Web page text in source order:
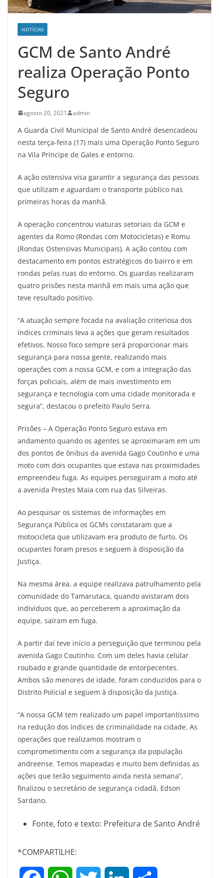
NOTÍCIAS
GCM de Santo André
realiza Operação Ponto
Seguro
agosto 20, 2021 admin
A Guarda Civil Municipal de Santo André desencadeou
nesta terça-feira (17) mais uma Operação Ponto Seguro
na Vila Príncipe de Gales e entorno.
A ação ostensiva visa garantir a segurança das pessoas
que utilizam e aguardam o transporte público nas
primeiras horas da manhã.
A operação concentrou viaturas setoriais da GCM e
agentes da Romo (Rondas com Motocicletas) e Romu
(Rondas Ostensivas Municipais). A ação contou com
destacamento em pontos estratégicos do bairro e em
rondas pelas ruas do entorno. Os guardas realizaram
quatro prisões nesta manhã em mais uma ação que
teve resultado positivo.
“A atuação sempre focada na avaliação criteriosa dos
índices criminais leva a ações que geram resultados
efetivos. Nosso foco sempre será proporcionar mais
segurança para nossa gente, realizando mais
operações com a nossa GCM, e com a integração das
forças policiais, além de mais investimento em
segurança e tecnologia com uma cidade monitorada e
segura”, destacou o prefeito Paulo Serra.
Prisões – A Operação Ponto Seguro estava em
andamento quando os agentes se aproximaram em um
dos pontos de ônibus da avenida Gago Coutinho e uma
moto com dois ocupantes que estava nas proximidades
empreendeu fuga. As equipes perseguiram a moto até
a avenida Prestes Maia com rua das Silveiras.
Ao pesquisar os sistemas de informações em
Segurança Pública os GCMs constataram que a
motocicleta que utilizavam era produto de furto. Os
ocupantes foram presos e seguem à disposição da
Justiça.
Na mesma área, a equipe realizava patrulhamento pela
comunidade do Tamarutaca, quando avistaram dois
indivíduos que, ao perceberem a aproximação da
equipe, saíram em fuga.
A partir daí teve início a perseguição que terminou pela
avenida Gago Coutinho. Com um deles havia celular
roubado e grande quantidade de entorpecentes.
Ambos são menores de idade, foram conduzidos para o
Distrito Policial e seguem à disposição da Justiça.
“A nossa GCM tem realizado um papel importantíssimo
na redução dos índices de criminalidade na cidade. As
operações que realizamos mostram o
comprometimento com a segurança da população
andreense. Temos mapeadas e muito bem definidas as
ações que terão seguimento ainda nesta semana”,
finalizou o secretário de segurança cidadã, Edson
Sardano.
Fonte, foto e texto: Prefeitura de Santo André
*COMPARTILHE: